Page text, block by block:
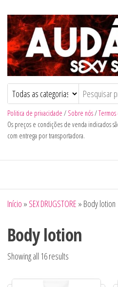
Audacia Sexy Shop
Politica de privacidade / Sobre nós/
Os preços e condições de venda indicados
com entrega por transportadora.
Início » SEX DRUGSTORE » Body lotion
Body lotion
Showing all 16 results